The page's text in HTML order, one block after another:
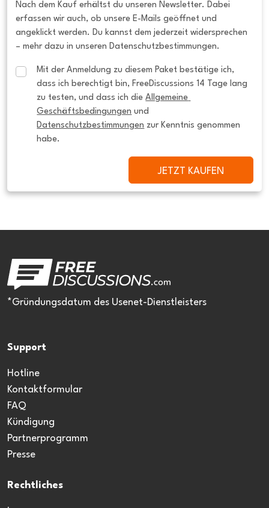
Nach dem Kauf erhältst du unseren Newsletter. Dabei
erfassen wir auch, ob unsere E-Mails geöffnet und
angeklickt werden. Du kannst dem jederzeit widersprechen
– mehr dazu in unseren Datenschutzbestimmungen.
Mit der Anmeldung zu diesem Paket bestätige ich,
dass ich berechtigt bin, FreeDiscussions 14 Tage lang
zu testen, und dass ich die Allgemeine
Geschäftsbedingungen
Datenschutzbestimmungen zur Kenntnis genommen
habe.
JETZT KAUFEN
*Gründungsdatum des Usenet-Dienstleisters
Support
Hotline
Kontaktformular
FAQ
Kündigung
Partnerprogramm
Presse
Rechtliches